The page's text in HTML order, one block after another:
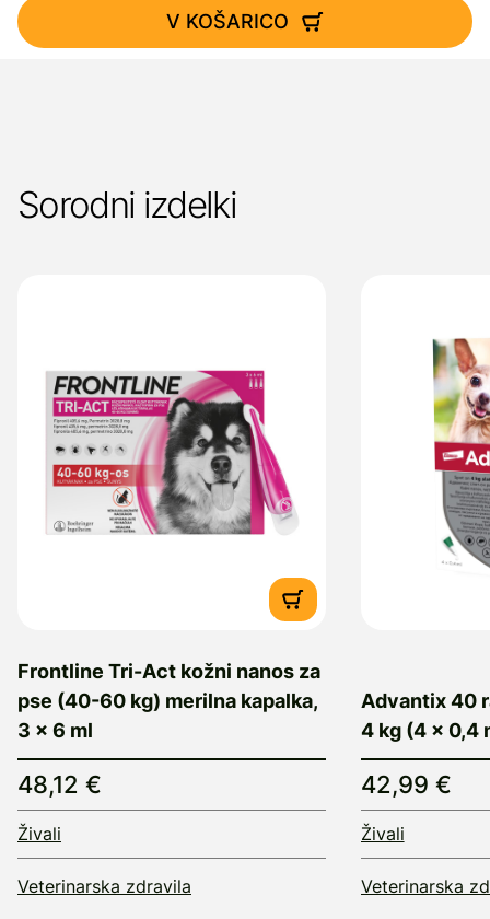
V KOŠARICO
Sorodni izdelki
Frontline Tri-Act kožni nanos za
pse (40-60 kg) merilna kapalka,
3 x 6 ml
48,12 €
Živali
Veterinarska zdravila
Advantix 40
4 kg (4 x 0,4
42,99 €
Živali
Veterinarska